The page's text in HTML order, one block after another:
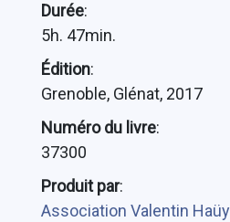
Durée:
5h. 47min.
Édition:
Grenoble, Glénat, 2017
Numéro du livre:
37300
Produit par:
Association Valentin Haüy